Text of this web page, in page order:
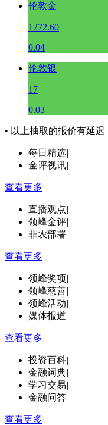
伦敦金
1272.60
0.04
伦敦银
17
0.03
• 以上抽取的报价有延
每日精选|
金评视讯|
查看更多
直播观点|
领峰金评|
非农部署
查看更多
领峰奖项|
领峰慈善|
领峰活动|
媒体报道
查看更多
投资百科|
金融词典|
学习交易|
金融问答
查看更多